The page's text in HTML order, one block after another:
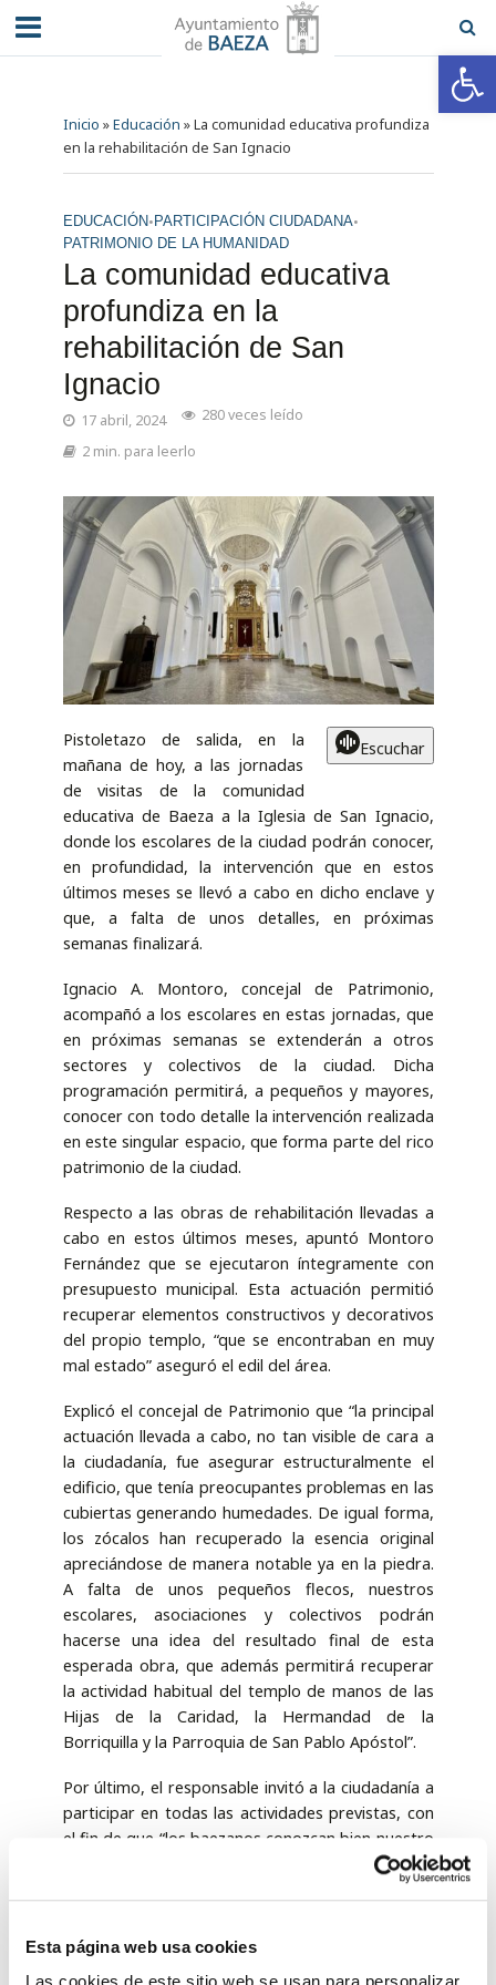
Esta página web usa cookies
Inicio »Educación »La comunidad educativa profundiza
en la rehabilitación de San Ignacio
EDUCACIÓN• PARTICIPACIÓN CIUDADANA•
PATRIMONIO DE LA HUMANIDAD
La comunidad educativa
profundiza en la
rehabilitación de San
Ignacio
17 abril, 2024
280 veces leído
2 min. para leerlo
Escuchar
Pistoletazo de salida, en la
mañana de hoy, a las jornadas
de visitas de la comunidad
educativa de Baeza a la Iglesia de San Ignacio,
donde los escolares de la ciudad podrán conocer,
en profundidad, la intervención que en estos
últimos meses se llevó a cabo en dicho enclave y
que, a falta de unos detalles, en próximas
semanas finalizará.
Ignacio A. Montoro, concejal de Patrimonio,
acompañó a los escolares en estas jornadas, que
en próximas semanas se extenderán a otros
sectores y colectivos de la ciudad. Dicha
programación permitirá, a pequeños y mayores,
conocer con todo detalle la intervención realizada
en este singular espacio, que forma parte del rico
patrimonio de la ciudad.
Respecto a las obras de rehabilitación llevadas a
cabo en estos últimos meses, apuntó Montoro
Fernández que se ejecutaron íntegramente con
presupuesto municipal. Esta actuación permitió
recuperar elementos constructivos y decorativos
del propio templo, “que se encontraban en muy
mal estado” aseguró el edil del área.
Explicó el concejal de Patrimonio que “la principal
actuación llevada a cabo, no tan visible de cara a
la ciudadanía, fue asegurar estructuralmente el
edificio, que tenía preocupantes problemas en las
cubiertas generando humedades. De igual forma,
los zócalos han recuperado la esencia original
apreciándose de manera notable ya en la piedra.
A falta de unos pequeños flecos, nuestros
escolares, asociaciones y colectivos podrán
hacerse una idea del resultado final de esta
esperada obra, que además permitirá recuperar
la actividad habitual del templo de manos de las
Hijas de la Caridad, la Hermandad de la
Borriquilla y la Parroquia de San Pablo Apóstol”.
Por último, el responsable invitó a la ciudadanía a
participar en todas las actividades previstas, con
el fin de que “los baezanos conozcan bien nuestro
patrimonio, sepan valorar como se invierte en el
mantenimiento y conservación del mismo y el
para dicha labor de protección” sentenció.
Abrir barra de herramientas